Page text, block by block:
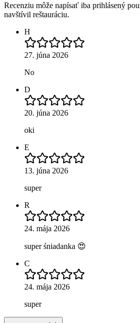
Recenziu môže napísať iba prihlásený
navštívil reštauráciu.
H
27. júna 2026
No
D
20. júna 2026
oki
E
13. júna 2026
super
R
24. mája 2026
super śniadanka 😍
C
24. mája 2026
super